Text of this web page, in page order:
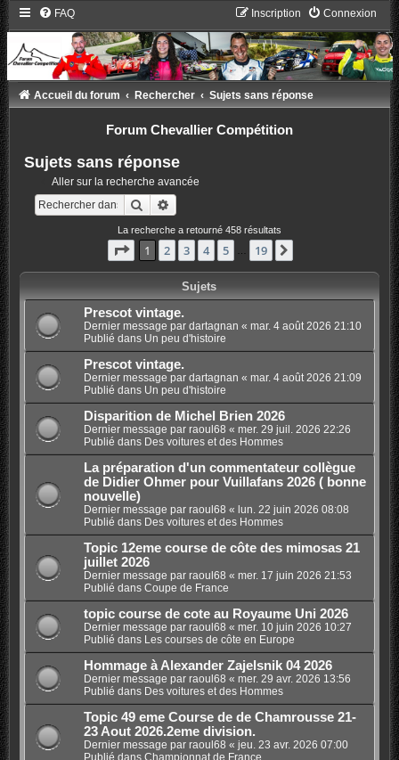
FAQ Connexion
Inscription
Accueil du forum Rechercher Sujets sans réponse
Forum Chevallier Compétition
Sujets sans réponse
Aller sur la recherche avancée
Rechercher
La recherche a retourné 458 résultats
Page 1sur19
1 2 3 4 5 19
Sujets
Prescot vintage.
Dernier message par dartagnan « mar. 4 août 2026 21:10
Publié dans Un peu d'histoire
Prescot vintage.
Dernier message par dartagnan « mar. 4 août 2026 21:09
Publié dans Un peu d'histoire
Disparition de Michel Brien 2026
Dernier message par raoul68 « mer. 29 juil. 2026 22:26
Publié dans Des voitures et des Hommes
La préparation d'un commentateur collègue
de Didier Ohmer pour Vuillafans 2026 ( bonne
nouvelle)
Dernier message par raoul68 « lun. 22 juin 2026 08:08
Publié dans Des voitures et des Hommes
Topic 12eme course de côte des mimosas 21
juillet 2026
Dernier message par raoul68 « mer. 17 juin 2026 21:53
Publié dans Coupe de France
topic course de cote au Royaume Uni 2026
Dernier message par raoul68 « mer. 10 juin 2026 10:27
Publié dans Les courses de côte en Europe
Hommage à Alexander Zajelsnik 04 2026
Dernier message par raoul68 « mer. 29 avr. 2026 13:56
Publié dans Des voitures et des Hommes
Topic 49 eme Course de de Chamrousse 21-
23 Aout 2026.2eme division.
Dernier message par raoul68 « jeu. 23 avr. 2026 07:00
Publié dans Championnat de France